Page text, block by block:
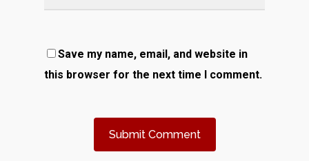
Save my name, email, and website in
this browser for the next time I comment.